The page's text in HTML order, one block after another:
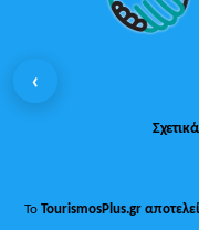
ΤοTourismosPlus.gr
‹